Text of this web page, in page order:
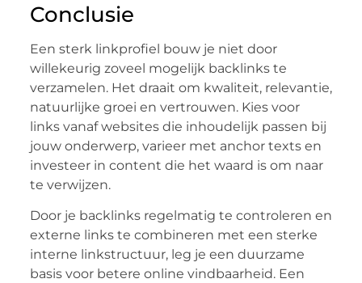
Conclusie
Een sterk linkprofiel bouw je niet door
willekeurig zoveel mogelijk backlinks te
verzamelen. Het draait om kwaliteit, relevantie,
natuurlijke groei en vertrouwen. Kies voor
links vanaf websites die inhoudelijk passen bij
jouw onderwerp, varieer met anchor texts en
investeer in content die het waard is om naar
te verwijzen.
Door je backlinks regelmatig te controleren en
externe links te combineren met een sterke
interne linkstructuur, leg je een duurzame
basis voor betere online vindbaarheid. Een